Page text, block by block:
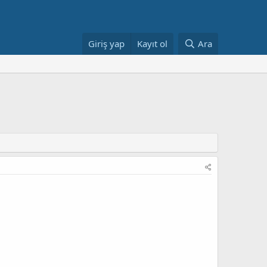
Giriş yap Kayıt ol Ara